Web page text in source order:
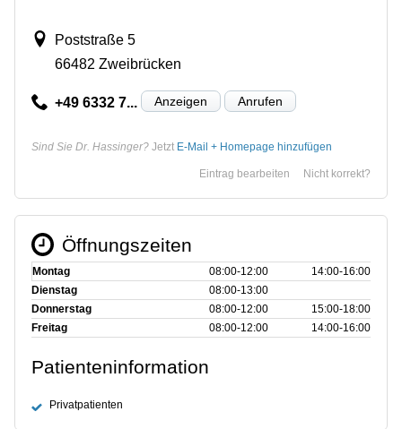
Poststraße 5
66482 Zweibrücken
+49 6332 7... Anzeigen Anrufen
Sind Sie Dr. Hassinger? Jetzt E-Mail + Homepage hinzufügen
Nicht korrekt?
Eintrag bearbeiten
Öffnungszeiten
Montag 08:00‑12:00
14:00‑16:00
Dienstag
08:00‑13:00
Donnerstag
08:00‑12:00
15:00‑18:00
Freitag
08:00‑12:00 14:00‑16:00
Patienteninformation
Privatpatienten